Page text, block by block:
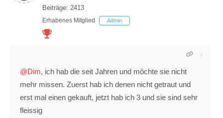
Beiträge: 2413
Erhabenes Mitglied Admin
@Dim, ich hab die seit Jahren und möchte sie nicht
mehr missen. Zuerst hab ich denen nicht getraut und
erst mal einen gekauft, jetzt hab ich 3 und sie sind sehr
fleissig